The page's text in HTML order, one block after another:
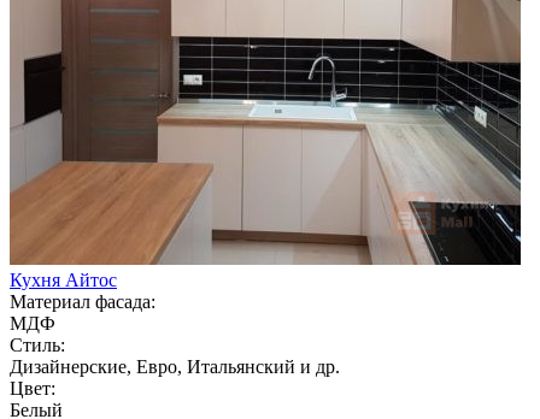
Кухня Айтос
Материал фасада:
МДФ
Стиль:
Дизайнерские, Евро, Итальянский и др.
Цвет:
Белый